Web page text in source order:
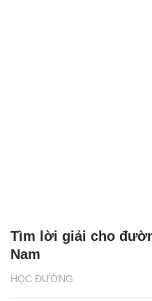
HỌC ĐƯỜNG
Tìm lời giải cho
Nam